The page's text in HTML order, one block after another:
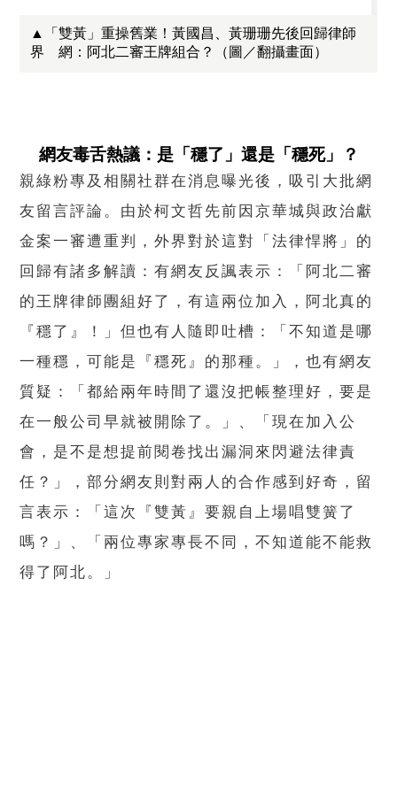
▲「雙黃」重操舊業！黃國昌、黃珊珊先後回歸律師
界 網：阿北二審王牌組合？（圖／翻攝畫面）
網友毒舌熱議：是「穩了」還是「穩死」？
親綠粉專及相關社群在消息曝光後，吸引大批網
友留言評論。由於柯文哲先前因京華城與政治獻
金案一審遭重判，外界對於這對「法律悍將」的
回歸有諸多解讀：有網友反諷表示：「阿北二審
的王牌律師團組好了，有這兩位加入，阿北真的
『穩了』！」但也有人隨即吐槽：「不知道是哪
一種穩，可能是『穩死』的那種。」，也有網友
質疑：「都給兩年時間了還沒把帳整理好，要是
在一般公司早就被開除了。」、「現在加入公
會，是不是想提前閱卷找出漏洞來閃避法律責
任？」，部分網友則對兩人的合作感到好奇，留
言表示：「這次『雙黃』要親自上場唱雙簧了
嗎？」、「兩位專家專長不同，不知道能不能救
得了阿北。」